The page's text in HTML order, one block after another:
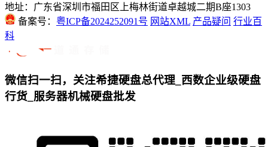
地址：广东省深圳市福田区上梅林街道卓越城二期B座1303
备案号： 粤ICP备2024252091号 网站XML 产品疑问 行业百
科
微信扫一扫，关注希捷硬盘总代理_西数企业级硬盘
行货_服务器机械硬盘批发